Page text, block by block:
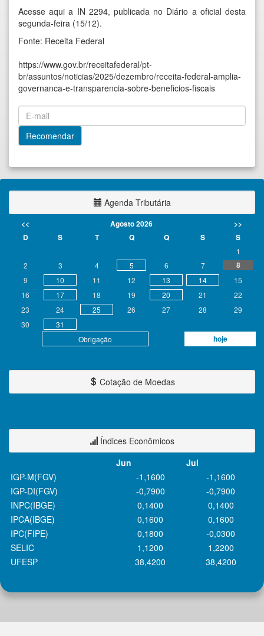
Acesse aqui a IN 2294, publicada no Diário a oficial desta
segunda-feira (15/12).
Fonte: Receita Federal
https://www.gov.br/receitafederal/pt-
br/assuntos/noticias/2025/dezembro/receita-federal-amplia-
governanca-e-transparencia-sobre-beneficios-fiscais
Agenda Tributária
<< Agosto 2026
>>
D
S T Q Q S S
Obrigação hoje
1
2
3 4 5 6 7 8
9 10 11 12 13 14
15
16
17 18 19 20 21
22
23
24 25 26 27 28
29
30
31
Cotação de Moedas
Índices Econômicos
Jun
Jul
IGP-M(FGV)
-1,1600
-1,1600
IGP-DI(FGV)
-0,7900
-0,7900
INPC(IBGE)
0,1400
0,1400
IPCA(IBGE)
0,1600
0,1600
IPC(FIPE)
0,1800
-0,0300
SELIC
1,1200
1,2200
UFESP
38,4200 38,4200